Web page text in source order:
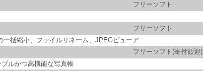
フリーソフト
フリーソフト
括縮小、ファイルリネーム、JPEGビューア
フリーソフト(寄付歓迎)
ルかつ高機能な写真帳